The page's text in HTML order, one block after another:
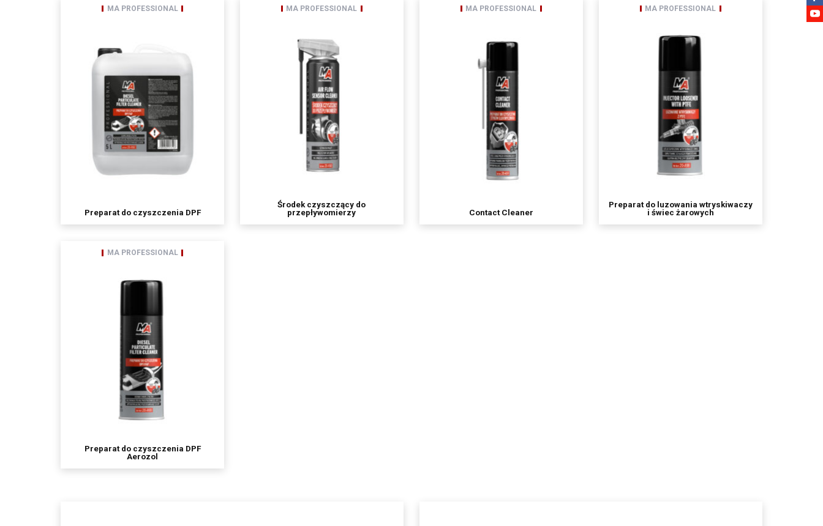
MA PROFESSIONAL
Preparat do czyszczenia DPF
MA PROFESSIONAL
Środek czyszczący do
przepływomierzy
MA PROFESSIONAL
Contact Cleaner
MA PROFESSIONAL
Preparat do luzowania wtryskiwaczy
i świec żarowych
MA PROFESSIONAL
Preparat do czyszczenia DPF
Aerozol
Odbiorcami Pani/Pana danych osobowych będą:
spółki należące do grupy kapitałowej
Pani/Pana dane osobowe przechowywane będą do momentu odwołania zgody na korzystanie z usługi newsletter,
Posiada Pan/i prawo dostępu do treści swoich danych oraz prawo ich sprostowania, usunięcia, ograniczenia przetwarzania, prawo do
przenoszenia danych, prawo wniesienia sprzeciwu, prawo do cofnięcia zgody w dowolnym momencie bez wpływu na zgodność z prawem
przetwarzania, którego dokonano na podstawie zgody przed jej cofnięcie oraz posiada Pan/i prawo do przenoszenia danych,
ma Pani/Pan prawo wniesienia skargi do organu nadzorczego,
Pani/Pana dane będą nie przetwarzane w sposób zautomatyzowany w tym również w formie profilowania.
podanie danych osobowych jest dobrowolne ale niezbędne do korzystania z usługi newsletter.